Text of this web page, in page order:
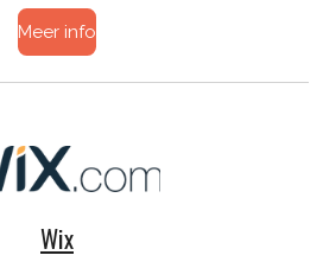
Meer info
Wix